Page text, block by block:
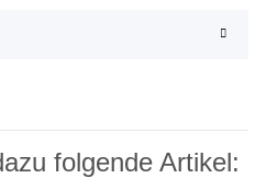
folgende Artikel: